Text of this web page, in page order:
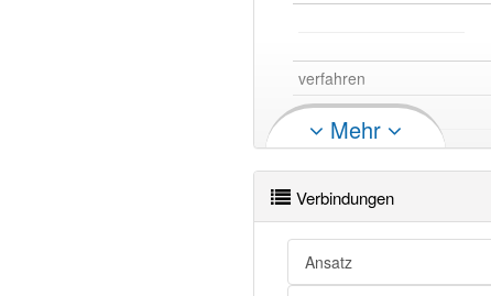
verfahren
verfahren
verfahren
verfahren
Mehr
Verbindungen
Ansatz